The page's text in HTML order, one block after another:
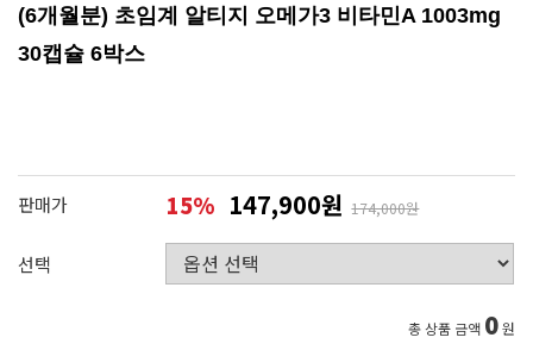
(6개월분) 초임계 알티지 오메가3 비타민A 1003mg
30캡슐 6박스
판매가 15% 147,900원 174,000원
선택
총 상품 금액 0원